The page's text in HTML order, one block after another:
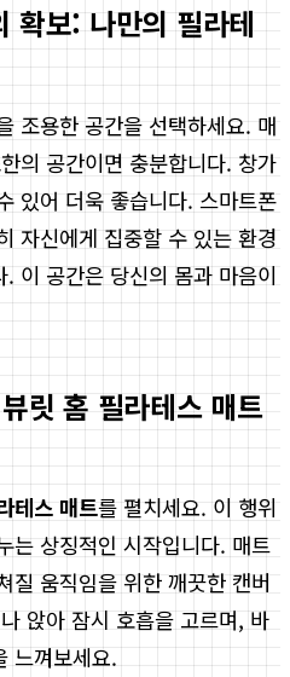
확보: 나만의 필라테
조용한 공간을 선택하세요. 매
의 공간이면 충분합니다. 창가
있어 더욱 좋습니다. 스마트폰
자신에게 집중할 수 있는 환경
이 공간은 당신의 몸과 마음이
릿 홈 필라테스 매트
테스 매트를 펼치세요. 이 행위
는 상징적인 시작입니다. 매트
질 움직임을 위한 깨끗한 캔버
앉아 잠시 호흡을 고르며, 바
느껴보세요.